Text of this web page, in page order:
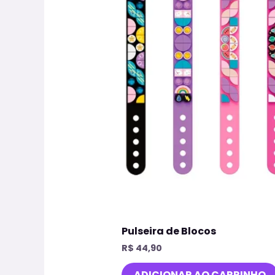
Pulseira de Blocos
R$ 44,90